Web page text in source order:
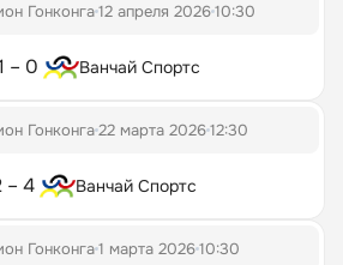
Гонконга12 апреля 202610:30
– 0 Ванчай Спортс
Гонконга22 марта 202612:30
– 4 Ванчай Спортс
Гонконга1 марта 202610:30